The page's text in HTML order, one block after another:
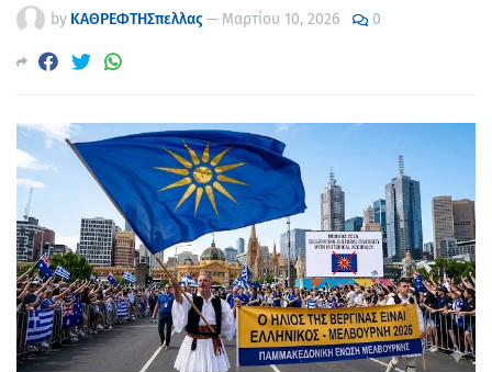
by ΚΑΘΡΕΦΤΗΣπελλας— Μαρτίου 10, 2026 0